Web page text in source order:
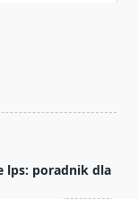
lps: poradnik dla